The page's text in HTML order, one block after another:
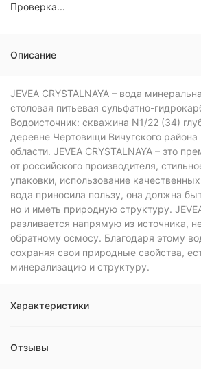
Проверка...
Описание
JEVEA CRYSTALNAYA – вода
столовая питьевая сульфатно-
Водоисточник: скважина N1/22 (34)
деревне Чертовищи Вичугского
области. JEVEA CRYSTALNAYA – это
от российского производителя,
упаковки, использование
вода приносила пользу, она должна
но и иметь природную структуру.
разливается напрямую из источника,
обратному осмосу. Благодаря этому
сохраняя свои природные свойства,
минерализацию и структуру.
Характеристики
Отзывы